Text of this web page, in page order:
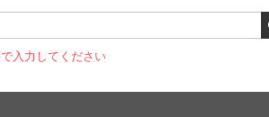
で入力してください